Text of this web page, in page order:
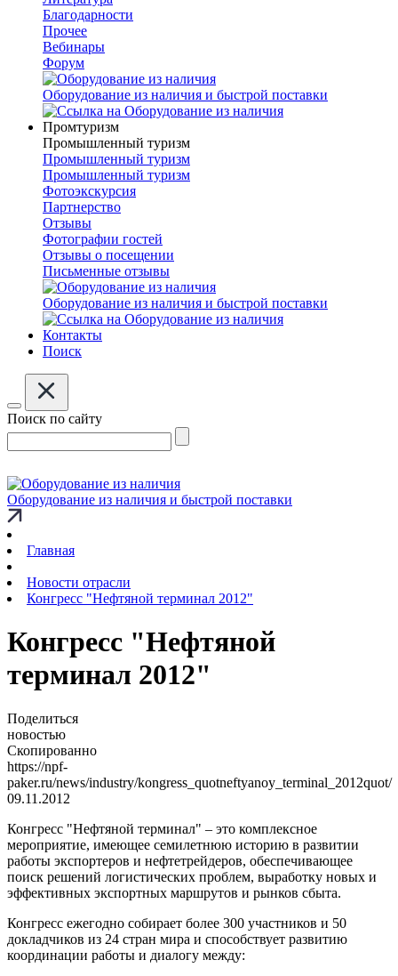
Благодарности
Прочее
Вебинары
Форум
Оборудование из наличия и быстрой поставки
Промтуризм
Промышленный туризм
Промышленный туризм
Промышленный туризм
Фотоэкскурсия
Партнерство
Отзывы
Фотографии гостей
Отзывы о посещении
Письменные отзывы
Оборудование из наличия и быстрой поставки
Контакты
Поиск
Поиск по сайту
Оборудование из наличия и быстрой поставки
Главная
Новости отрасли
Конгресс "Нефтяной терминал 2012"
Конгресс "Нефтяной
терминал 2012"
Поделиться
новостью
Скопированно
https://npf-
paker.ru/news/industry/kongress_quotneftyanoy_terminal_2012quot/
09.11.2012
Конгресс "Нефтяной терминал" – это комплексное
мероприятие, имеющее семилетнюю историю в развитии
работы экспортеров и нефтетрейдеров, обеспечивающее
поиск решений логистических проблем, выработку новых и
эффективных экспортных маршрутов и рынков сбыта.
Конгресс ежегодно собирает более 300 участников и 50
докладчиков из 24 стран мира и способствует развитию
координации работы и диалогу между: